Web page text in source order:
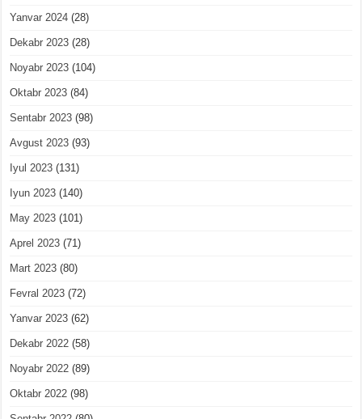
Yanvar 2024 (28)
Dekabr 2023 (28)
Noyabr 2023 (104)
Oktabr 2023 (84)
Sentabr 2023 (98)
Avgust 2023 (93)
Iyul 2023 (131)
Iyun 2023 (140)
May 2023 (101)
Aprel 2023 (71)
Mart 2023 (80)
Fevral 2023 (72)
Yanvar 2023 (62)
Dekabr 2022 (58)
Noyabr 2022 (89)
Oktabr 2022 (98)